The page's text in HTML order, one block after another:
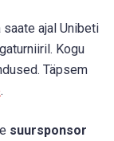
ajal Unibeti
Kogu
Täpsem
.
suursponsor